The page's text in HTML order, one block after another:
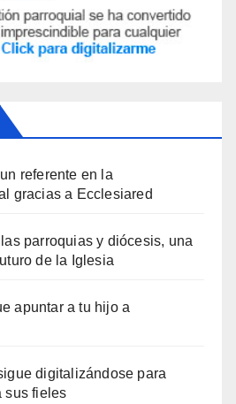
referente en la
gracias a Ecclesiared
parroquias y diócesis, una
de la Iglesia
apuntar a tu hijo a
digitalizándose para
sus fieles